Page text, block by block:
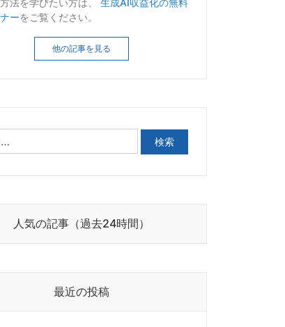
法を学びたい方は、 生成AI収益化の無料
ーをご覧ください。
他の記事を見る
人気の記事（過去24時間）
最近の投稿